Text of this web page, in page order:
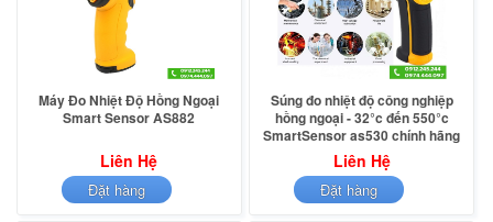
Súng đo nhiệt độ công nghiệp
hồng ngoại - 32°c đến 550°c
SmartSensor as530 chính hãng
Liên Hệ
Đặt hàng
Máy Đo Nhiệt Độ Hồng Ngoại
Smart Sensor AS882
Liên Hệ
Đặt hàng